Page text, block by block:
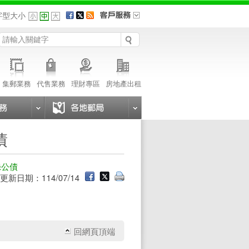
型大小
集郵業務 代售業務 理財專區 房地產出租
債
新日期：114/07/14
回網頁頂端